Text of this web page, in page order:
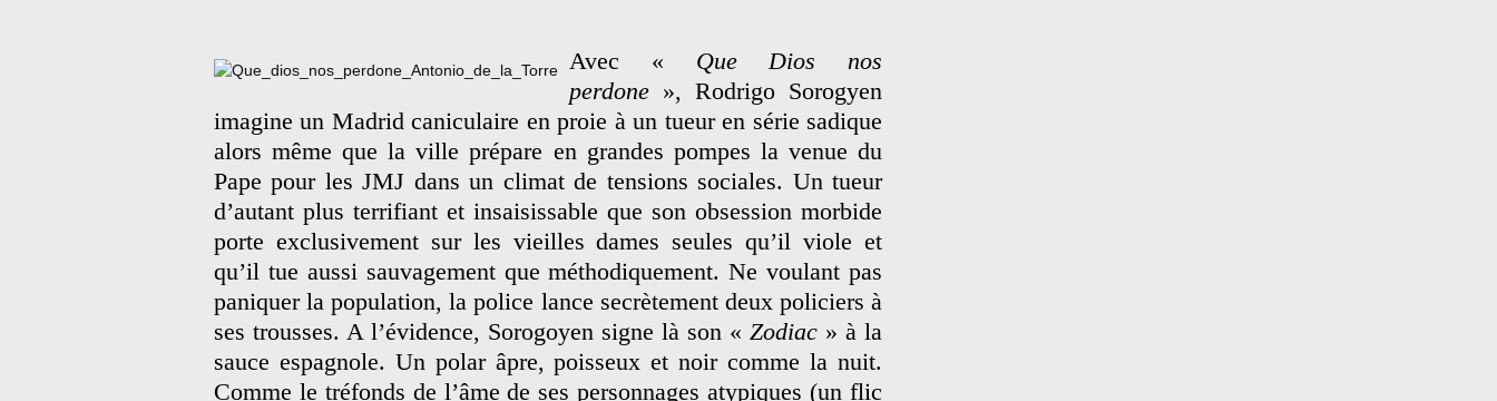
Avec « Que Dios nos
perdone », Rodrigo Sorogyen
imagine un Madrid caniculaire en proie à un tueur en série sadique
alors même que la ville prépare en grandes pompes la venue du
Pape pour les JMJ dans un climat de tensions sociales. Un tueur
d’autant plus terrifiant et insaisissable que son obsession morbide
porte exclusivement sur les vieilles dames seules qu’il viole et
qu’il tue aussi sauvagement que méthodiquement. Ne voulant pas
paniquer la population, la police lance secrètement deux policiers à
ses trousses. A l’évidence, Sorogoyen signe là son « Zodiac » à la
sauce espagnole. Un polar âpre, poisseux et noir comme la nuit.
Comme le tréfonds de l’âme de ses personnages atypiques (un flic